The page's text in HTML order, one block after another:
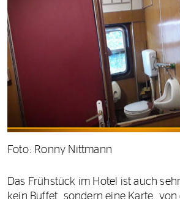
Foto: Ronny Nittmann
Das Frühstück im Hotel ist auch
kein Buffet, sondern eine Karte,